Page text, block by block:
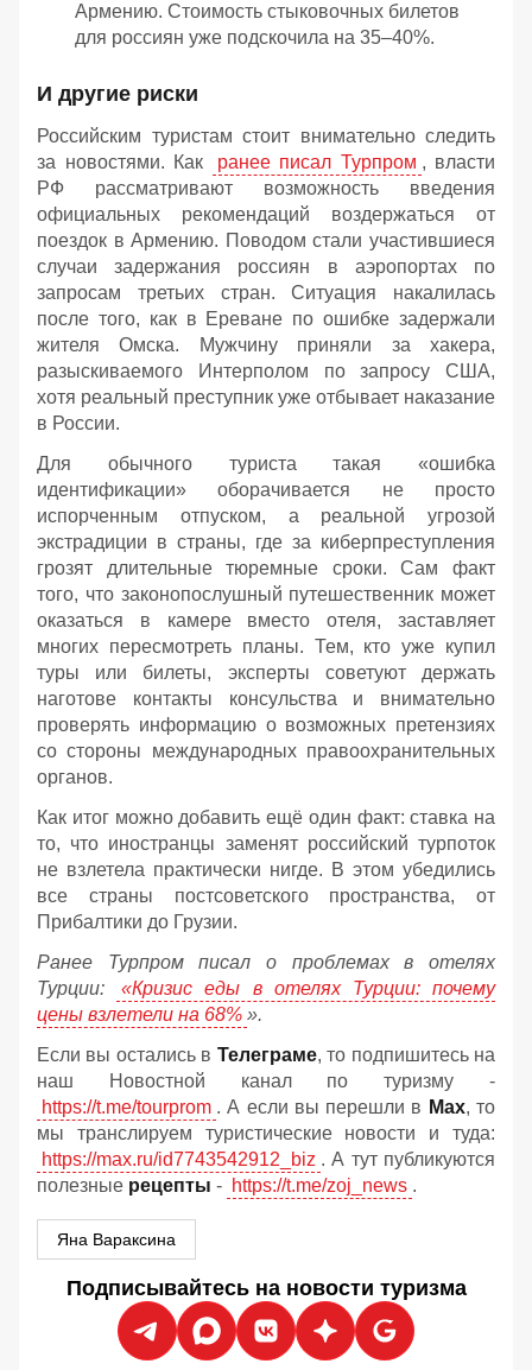
Армению. Стоимость стыковочных билетов
для россиян уже подскочила на 35–40%.
И другие риски
Российским туристам стоит внимательно следить
за новостями. Как
ранее писал Турпром , власти
РФ рассматривают возможность введения
официальных рекомендаций воздержаться от
поездок в Армению. Поводом стали участившиеся
случаи задержания россиян в аэропортах по
запросам третьих стран. Ситуация накалилась
после того, как в Ереване по ошибке задержали
жителя Омска. Мужчину приняли за хакера,
разыскиваемого Интерполом по запросу США,
хотя реальный преступник уже отбывает наказание
в России.
Для обычного туриста такая «ошибка
идентификации» оборачивается не просто
испорченным отпуском, а реальной угрозой
экстрадиции в страны, где за киберпреступления
грозят длительные тюремные сроки. Сам факт
того, что законопослушный путешественник может
оказаться в камере вместо отеля, заставляет
многих пересмотреть планы. Тем, кто уже купил
туры или билеты, эксперты советуют держать
наготове контакты консульства и внимательно
проверять информацию о возможных претензиях
со стороны международных правоохранительных
органов.
Как итог можно добавить ещё один факт: ставка на
то, что иностранцы заменят российский турпоток
не взлетела практически нигде. В этом убедились
все страны постсоветского пространства, от
Прибалтики до Грузии.
Ранее Турпром писал о проблемах в отелях
Турции:
«Кризис еды в отелях Турции: почему
цены взлетели на 68% ».
Если вы остались в Телеграме, то подпишитесь на
наш Новостной канал по туризму -
https://t.me/tourprom . А если вы перешли в Мах, то
мы транслируем туристические новости и туда:
https://max.ru/id7743542912_biz . А тут публикуются
полезные рецепты - https://t.me/zoj_news .
Яна Вараксина
Подписывайтесь на новости туризма